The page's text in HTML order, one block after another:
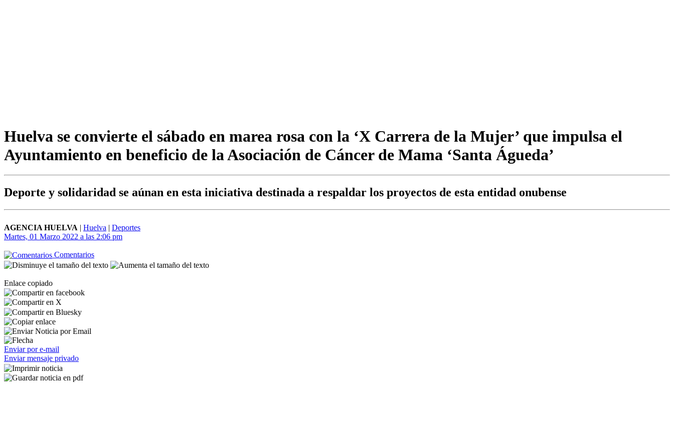
Huelva se convierte el sábado en marea rosa con la ‘X Carrera de la Mujer’ que impulsa el
Ayuntamiento en beneficio de la Asociación de Cáncer de Mama ‘Santa Águeda’
Deporte y solidaridad se aúnan en esta iniciativa destinada a respaldar los proyectos de esta entidad onubense
AGENCIA HUELVA | Huelva | Deportes
Martes, 01 Marzo 2022 a las 2:06 pm
Comentarios
Enlace copiado
Enviar por e-mail
Enviar mensaje privado